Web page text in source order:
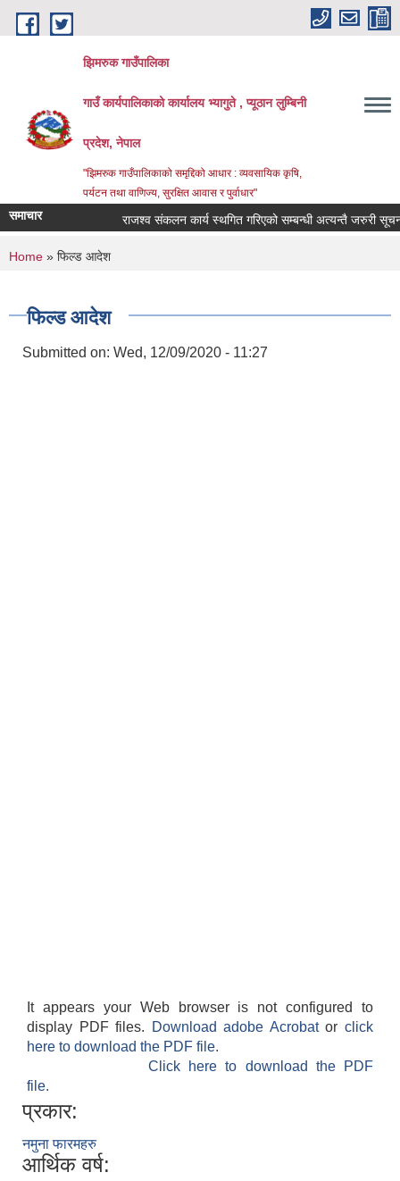
Skip to main content
झिमरुक गाउँपालिका
गाउँ कार्यपालिकाको कार्यालय भ्यागुते , प्यूठान लुम्बिनी
प्रदेश, नेपाल
"झिमरुक गाउँपालिकाको समृद्दिको आधार : व्यवसायिक कृषि,
पर्यटन तथा वाणिज्य, सुरक्षित आवास र पुर्वाधार"
समाचार राजश्व संकलन कार्य स्थगित गरिएको सम्बन्धी अत्यन्तै जरुरी सूचना ।
You are here
Home » फिल्ड आदेश
फिल्ड आदेश
Submitted on: Wed, 12/09/2020 - 11:27
It appears your Web browser is not configured to
display PDF files.
Download adobe Acrobatorclick
here to download the PDF file.
Click here to download the PDF
file.
प्रकार:
नमुना फारमहरु
आर्थिक वर्ष: